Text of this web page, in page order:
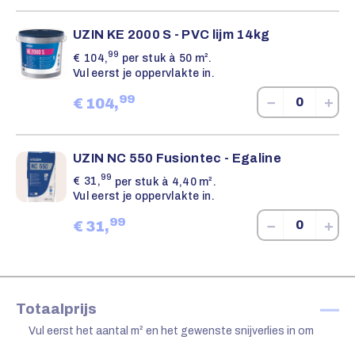
UZIN KE 2000 S - PVC lijm 14kg
€ 104,99 per stuk à 50 m².
Vul eerst je oppervlakte in.
€ 104,99 − +
UZIN NC 550 Fusiontec - Egaline
€ 31,99 per stuk à 4,40 m².
Vul eerst je oppervlakte in.
€ 31,99 − +
Totaalprijs —
Vul eerst het aantal m² en het gewenste snijverlies in om